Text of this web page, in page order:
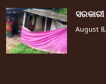
August